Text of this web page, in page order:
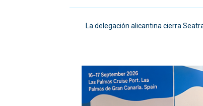
La delegación alicantina cierra